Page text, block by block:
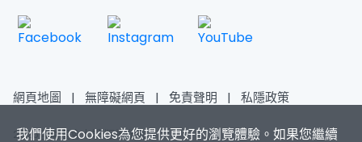
我們使用Cookies為您提供更好的瀏覽體驗。如果您繼續
網頁地圖 | 無障礙網頁 | 免責聲明 | 私隱政策
2026香港浸會大學 版權所有